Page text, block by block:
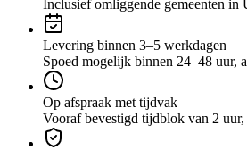
Inclusief omliggende gemeenten in
Levering binnen 3–5 werkdagen
Spoed mogelijk binnen 24–48 uur,
Op afspraak met tijdvak
Vooraf bevestigd tijdblok van 2